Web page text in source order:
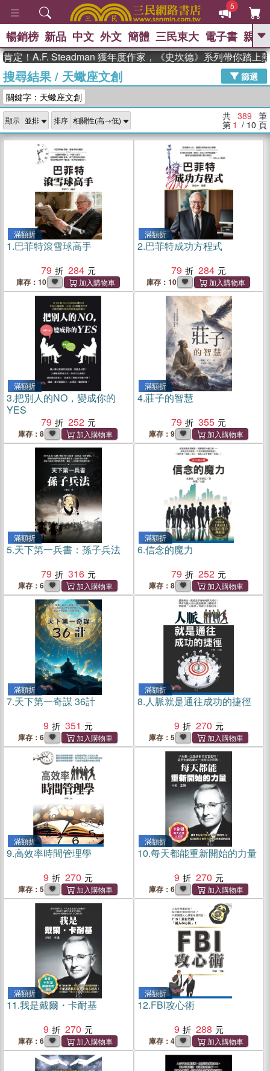
5
GO
熱搜： 高希均教授回憶錄
、 The Odyssey 、 父親節 、 如果歷
獎 臺灣漫遊錄 、 方念華 、 台灣的李
登輝時代
數學女孩：黎曼猜想 、
偉大的迷走神經
暢銷榜 新品 中文 外文 簡體 三民東大 電子書 親子
Steadman 獲年度作家，《史坎德》系列帶你踏上熱血奇
搜尋結果/ 天蠍座文創
篩選
關鍵字：天蠍座文創
顯示 排序 共 389 筆
第 1 / 10 頁
滿額折
1.巴菲特滾雪球高手
79
284
庫存：10
滿額折
2.巴菲特成功方程式
79
284
庫存：10
滿額折
3.把別人的NO，變成你的
YES
79
252
庫存：8
滿額折
4.莊子的智慧
79
355
庫存：9
滿額折
5.天下第一兵書：孫子兵法
79
316
庫存：6
滿額折
6.信念的魔力
79
252
庫存：8
滿額折
7.天下第一奇謀 36計
9
351
庫存：6
滿額折
8.人脈就是通往成功的捷徑
9
270
庫存：5
滿額折
9.高效率時間管理學
9
270
庫存：5
滿額折
10.每天都能重新開始的力量
9
270
庫存：6
滿額折
11.我是戴爾・卡耐基
9
270
庫存：6
滿額折
12.FBI攻心術
9
288
庫存：4